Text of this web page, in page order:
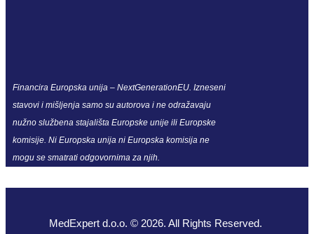
Financira Europska unija – NextGenerationEU. Izneseni
stavovi i mišljenja samo su autorova i ne odražavaju
nužno službena stajališta Europske unije ili Europske
komisije. Ni Europska unija ni Europska komisija ne
mogu se smatrati odgovornima za njih.
MedExpert d.o.o. © 2026. All Rights Reserved.